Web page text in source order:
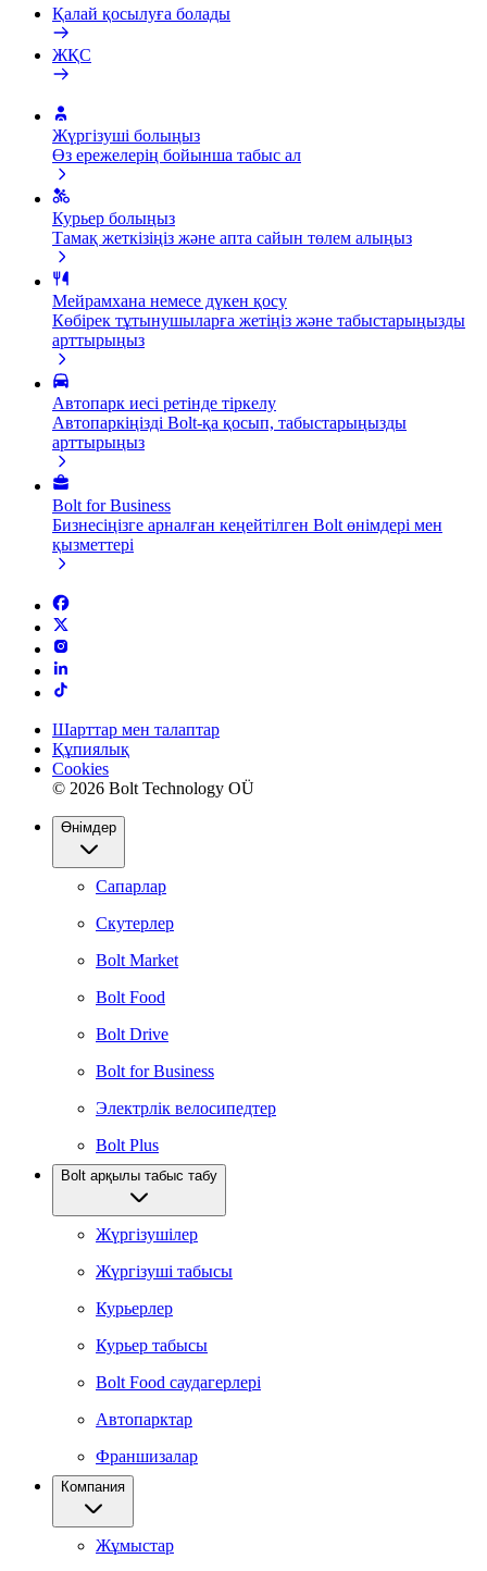
Қалай қосылуға болады
ЖҚС
Жүргізуші болыңыз
Өз ережелерің бойынша табыс ал
Курьер болыңыз
Тамақ жеткізіңіз және апта сайын төлем алыңыз
Мейрамхана немесе дүкен қосу
Көбірек тұтынушыларға жетіңіз және табыстарыңызды
арттырыңыз
Автопарк иесі ретінде тіркелу
Автопаркіңізді Bolt-қа қосып, табыстарыңызды
арттырыңыз
Bolt for Business
Бизнесіңізге арналған кеңейтілген Bolt өнімдері мен
қызметтері
Шарттар мен талаптар
Құпиялық
Cookies
© 2026 Bolt Technology OÜ
Өнімдер
Сапарлар
Скутерлер
Bolt Market
Bolt Food
Bolt Drive
Bolt for Business
Электрлік велосипедтер
Bolt Plus
Bolt арқылы табыс табу
Жүргізушілер
Жүргізуші табысы
Курьерлер
Курьер табысы
Bolt Food саудагерлері
Автопарктар
Франшизалар
Компания
Жұмыстар